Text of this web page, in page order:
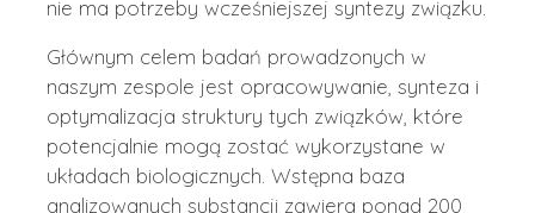
nie ma potrzeby wcześniejszej syntezy związku.
Głównym celem badań prowadzonych w
naszym zespole jest opracowywanie, synteza i
optymalizacja struktury tych związków, które
potencjalnie mogą zostać wykorzystane w
układach biologicznych. Wstępna baza
analizowanych substancji zawiera ponad 200